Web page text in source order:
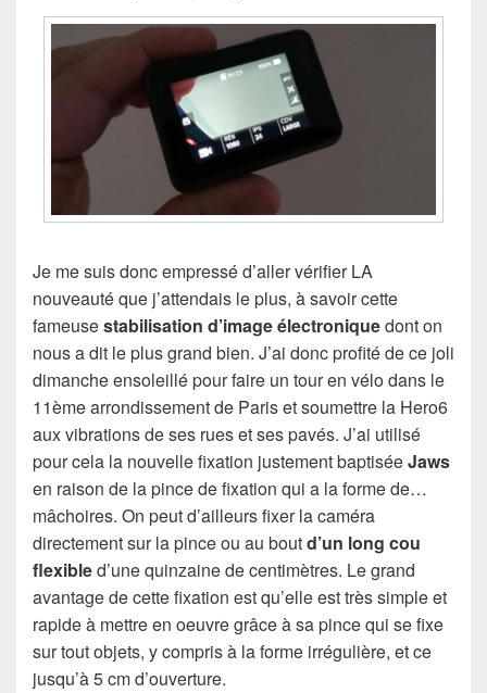
Je me suis donc empressé d’aller vérifier LA
nouveauté que j’attendais le plus, à savoir cette
fameusestabilisation d’image électroniquedont on
nous a dit le plus grand bien. J’ai donc profité de ce joli
dimanche ensoleillé pour faire un tour en vélo dans le
11ème arrondissement de Paris et soumettre la Hero6
aux vibrations de ses rues et ses pavés. J’ai utilisé
pour cela la nouvelle fixation justement baptiséeJaws
en raison de la pince de fixation qui a la forme de…
mâchoires. On peut d’ailleurs fixer la caméra
directement sur la pince ou au boutd’un long cou
flexibled’une quinzaine de centimètres. Le grand
avantage de cette fixation est qu’elle est très simple et
rapide à mettre en oeuvre grâce à sa pince qui se fixe
sur tout objets, y compris à la forme irrégulière, et ce
jusqu’à 5 cm d’ouverture.